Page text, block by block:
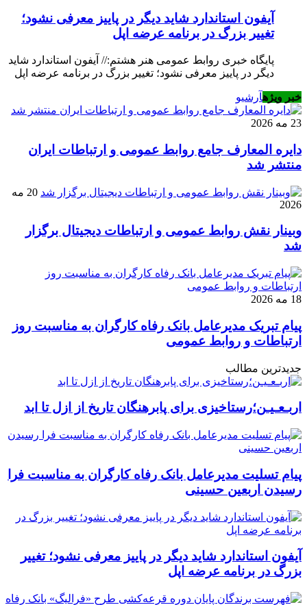
آیفون استاندارد شاید دیگر در پاییز معرفی نشود؛
تغییر بزرگ در برنامه عرضه اپل
پایگاه خبری روابط عمومی هنر هشتم:// آیفون استاندارد شاید
دیگر در پاییز معرفی نشود؛ تغییر بزرگ در برنامه عرضه اپل
خبر ویژهآرشیو
23 مه 2026
دایره المعارف جامع روابط عمومی و ارتباطات ایران
منتشر شد
20 مه
2026
وبینار نقش روابط عمومی و ارتباطات دیجیتال برگزار
شد
18 مه 2026
پیام تبریک مدیرعامل بانک رفاه کارگران به مناسبت روز
ارتباطات و روابط عمومی
جدیدترین مطالب
اربـعـیـن؛رستاخیزی برای پابرهنگان تاریخ از ازل تا ابد
پیام تسلیت مدیرعامل بانک رفاه کارگران به مناسبت فرا
رسیدن اربعین حسینی
آیفون استاندارد شاید دیگر در پاییز معرفی نشود؛ تغییر
بزرگ در برنامه عرضه اپل